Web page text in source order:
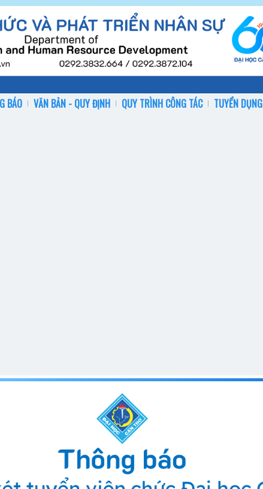
BÁO VĂN BẢN - QUY ĐỊNH QUY TRÌNH CÔNG TÁC TUYỂN DỤNG